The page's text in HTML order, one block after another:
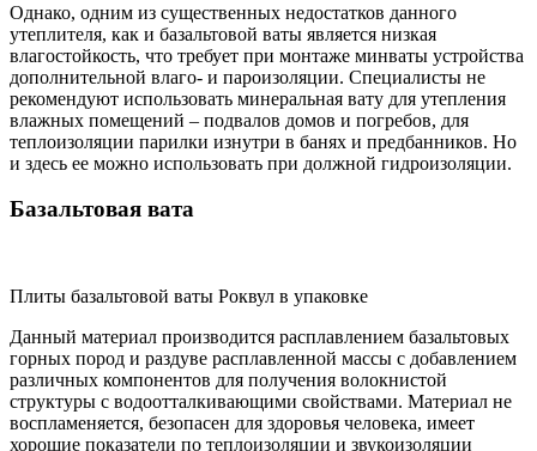
Однако, одним из существенных недостатков данного
утеплителя, как и базальтовой ваты является низкая
влагостойкость, что требует при монтаже минваты устройства
дополнительной влаго- и пароизоляции. Специалисты не
рекомендуют использовать минеральная вату для утепления
влажных помещений – подвалов домов и погребов, для
теплоизоляции парилки изнутри в банях и предбанников. Но
и здесь ее можно использовать при должной гидроизоляции.
Базальтовая вата
Плиты базальтовой ваты Роквул в упаковке
Данный материал производится расплавлением базальтовых
горных пород и раздуве расплавленной массы с добавлением
различных компонентов для получения волокнистой
структуры с водоотталкивающими свойствами. Материал не
воспламеняется, безопасен для здоровья человека, имеет
хорошие показатели по теплоизоляции и звукоизоляции